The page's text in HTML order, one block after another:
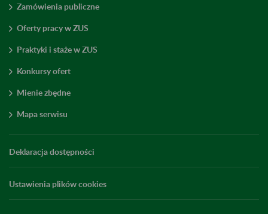
Zamówienia publiczne
Oferty pracy w ZUS
Praktyki i staże w ZUS
Konkursy ofert
Mienie zbędne
Mapa serwisu
Deklaracja dostępności
Ustawienia plików cookies